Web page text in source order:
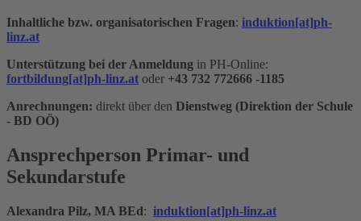
Inhaltliche bzw. organisatorischen Fragen: induktion[at]ph-
linz.at
Unterstützung bei der Anmeldung in PH-Online:
fortbildung[at]ph-linz.at oder +43 732 772666 -1185
Anrechnungen: direkt über den Dienstweg (Direktion der Schule
- BD OÖ)
Ansprechperson Primar- und
Sekundarstufe
Alexandra Pilz, MA BEd: induktion[at]ph-linz.at